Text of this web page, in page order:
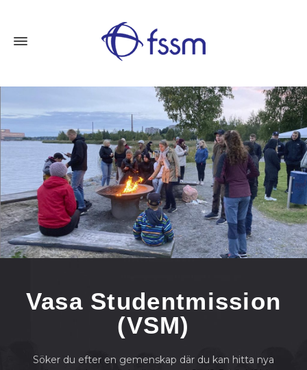
Vasa Studentmission
(VSM)
Söker du efter en gemenskap där du kan hitta nya